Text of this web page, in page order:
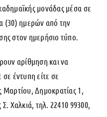
μονάδας μέσα σε
(30) ημερών από την
στον ημερήσιο τύπο.
αρίθμηση και να
σε έντυπη είτε σε
Μαρτίου, Δημοκρατίας 1,
Χαλκιά, τηλ. 22410 99300,